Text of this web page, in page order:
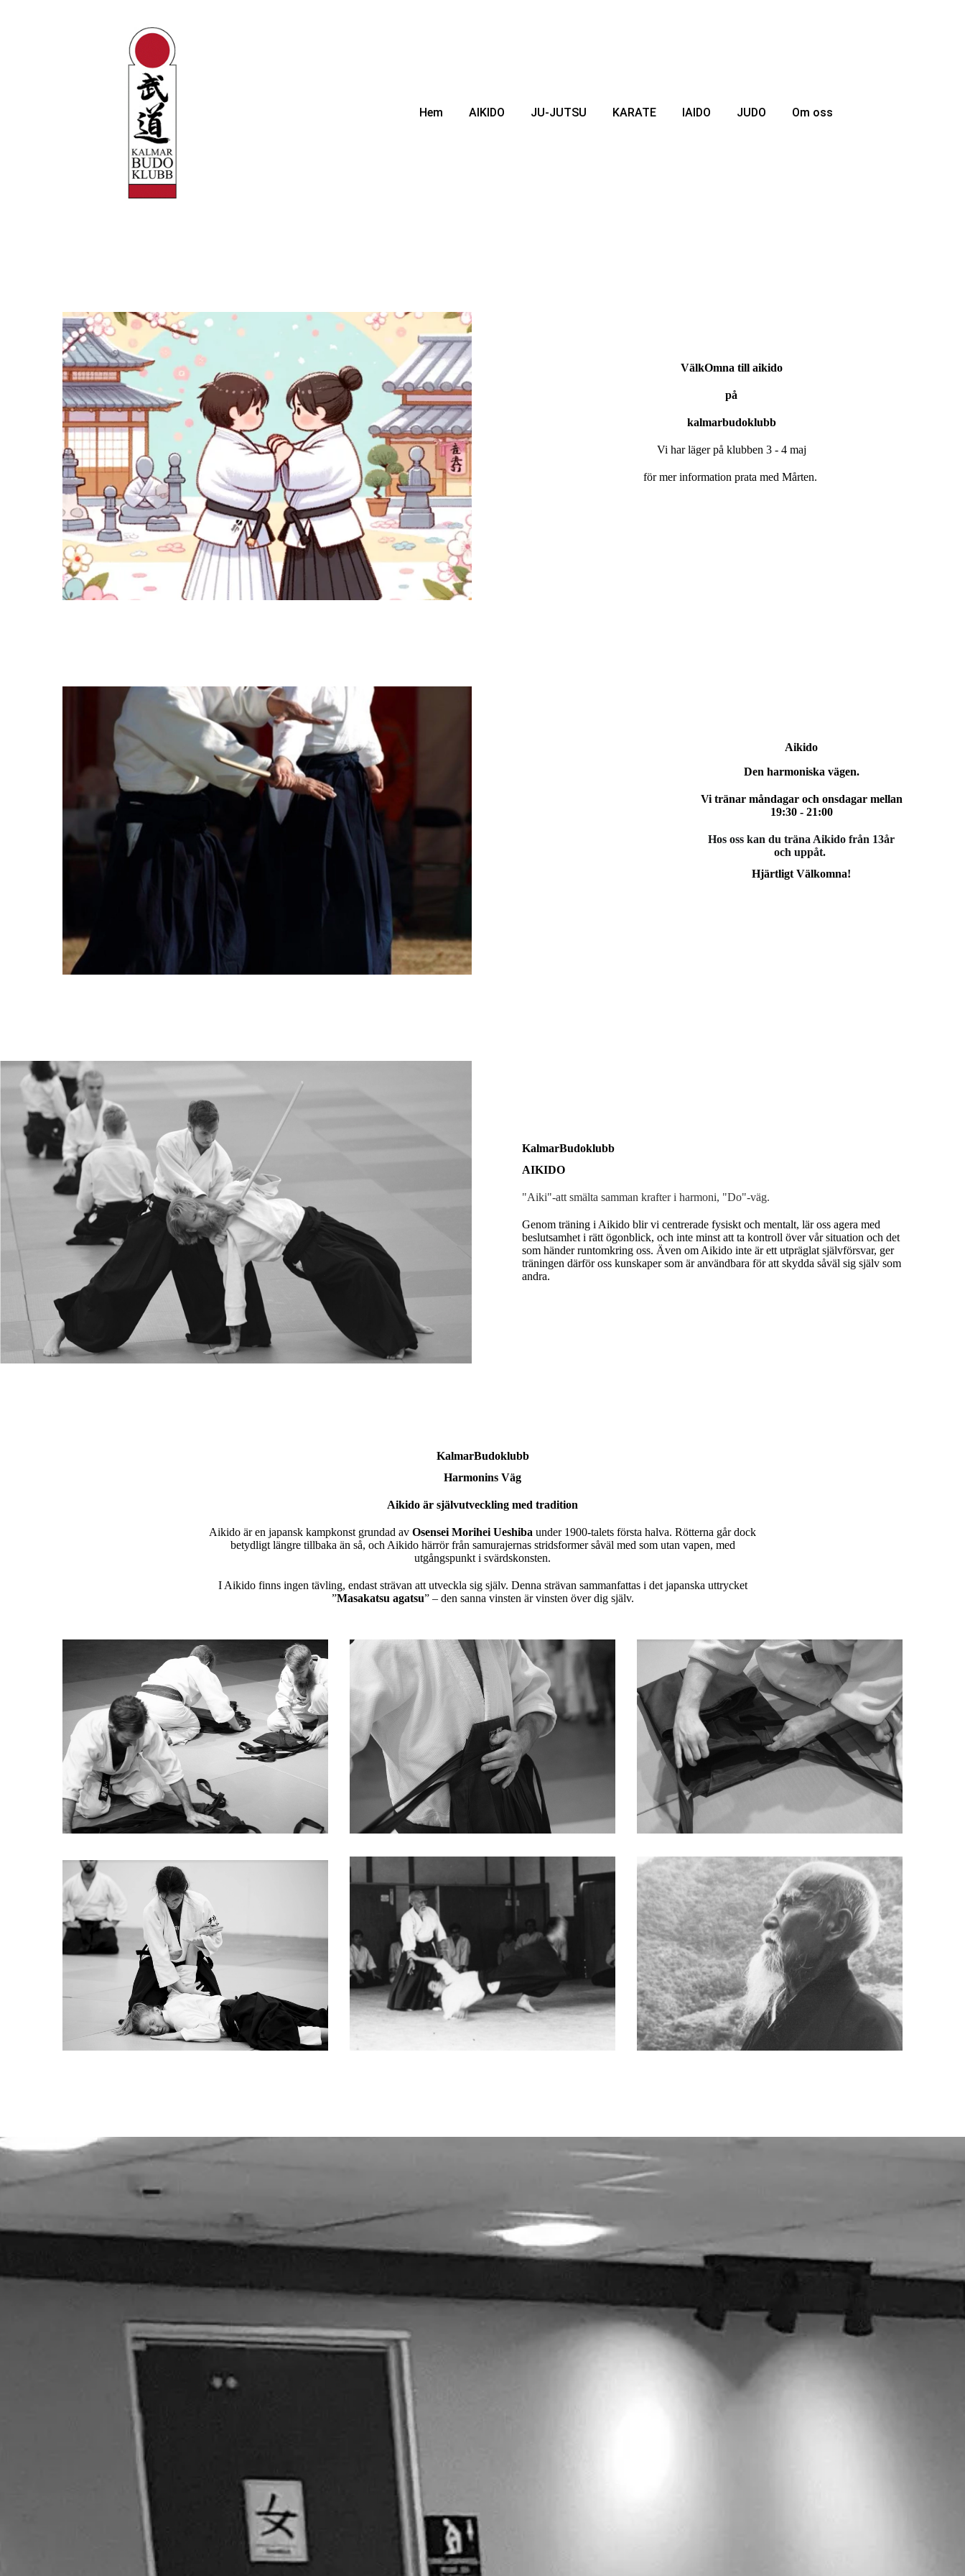
Hem AIKIDO JU-JUTSU KARATE IAIDO JUDO Om oss
VälkOmna till aikido
på
kalmarbudoklubb
Vi har läger på klubben 3 - 4 maj
för mer information prata med Mårten.
Aikido
Den harmoniska vägen.
Vi tränar måndagar och onsdagar mellan
19:30 - 21:00
Hos oss kan du träna Aikido från 13år
och uppåt.
Hjärtligt Välkomna!
KalmarBudoklubb
AIKIDO
"Aiki"-att smälta samman krafter i harmoni, "Do"-väg.
Genom träning i Aikido blir vi centrerade fysiskt och mentalt, lär oss agera med
beslutsamhet i rätt ögonblick, och inte minst att ta kontroll över vår situation och det
som händer runtomkring oss. Även om Aikido inte är ett utpräglat självförsvar, ger
träningen därför oss kunskaper som är användbara för att skydda såväl sig själv som
andra.
KalmarBudoklubb
Harmonins Väg
Aikido är självutveckling med tradition
Aikido är en japansk kampkonst grundad av Osensei Morihei Ueshiba under 1900-talets första halva. Rötterna går dock
betydligt längre tillbaka än så, och Aikido härrör från samurajernas stridsformer såväl med som utan vapen, med
utgångspunkt i svärdskonsten.
I Aikido finns ingen tävling, endast strävan att utveckla sig själv. Denna strävan sammanfattas i det japanska uttrycket
”Masakatsu agatsu” – den sanna vinsten är vinsten över dig själv.